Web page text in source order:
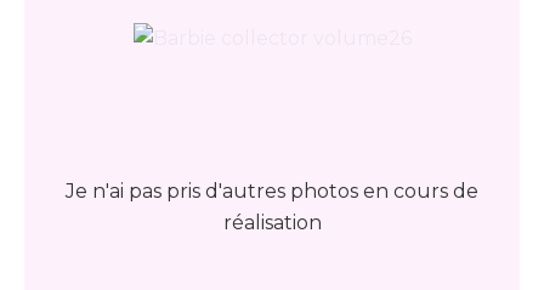
Je n'ai pas pris d'autres photos en cours de
réalisation